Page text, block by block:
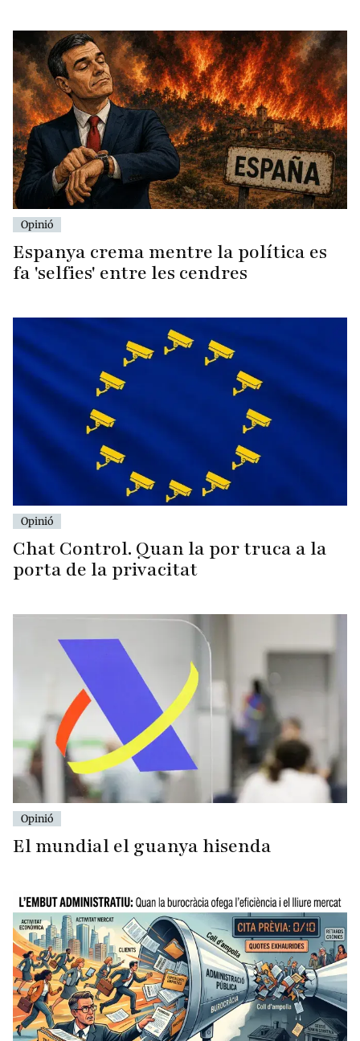
Opinió
Espanya crema mentre la política es
fa 'selfies' entre les cendres
Opinió
Chat Control. Quan la por truca a la
porta de la privacitat
Opinió
El mundial el guanya hisenda